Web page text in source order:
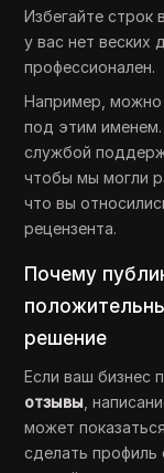
Избегайте строк
у вас нет веских
профессионален.
Например, можно
под этим
службой
чтобы мы могли
что вы
рецензента.
Почему
решение
Если ваш бизнес
отзывы ,
может
сделать